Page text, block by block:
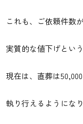
これも、ご依頼件数
実質的な値下げとい
現在は、直葬は
執り行えるようにな